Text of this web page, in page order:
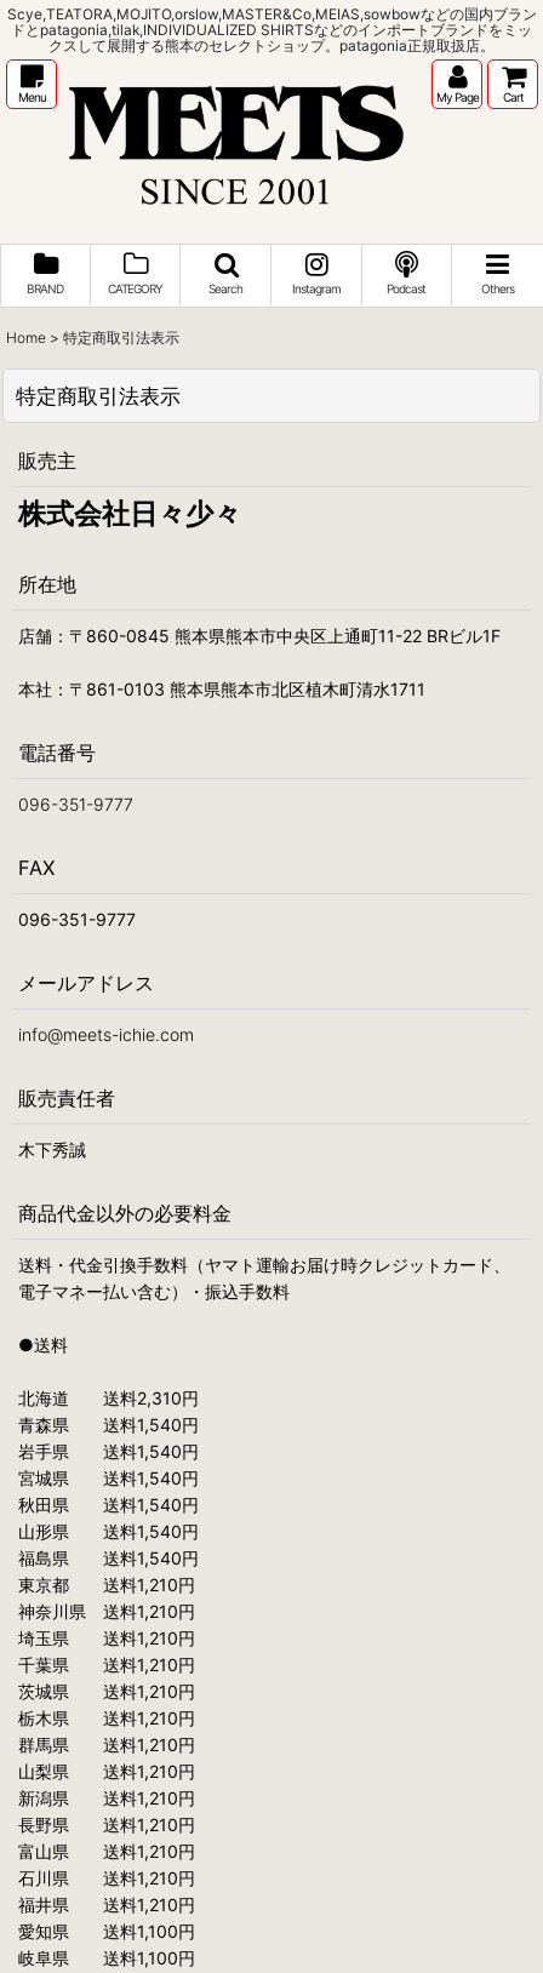
Scye,TEATORA,MOJITO,orslow,MASTER&Co,MEIAS,sowbowなどの国内ブラン
ドとpatagonia,tilak,INDIVIDUALIZED SHIRTSなどのインポートブランドをミッ
クスして展開する熊本のセレクトショップ。patagonia正規取扱店。
Menu My Page Cart
BRAND CATEGORY Search Instagram Podcast Others
Home > 特定商取引法表示
特定商取引法表示
販売主
株式会社日々少々
所在地
店舗：〒860-0845 熊本県熊本市中央区上通町11-22 BRビル1F
本社：〒861-0103 熊本県熊本市北区植木町清水1711
電話番号
096-351-9777
FAX
096-351-9777
メールアドレス
info@meets-ichie.com
販売責任者
木下秀誠
商品代金以外の必要料金
送料・代金引換手数料（ヤマト運輸お届け時クレジットカード、
電子マネー払い含む）・振込手数料
●送料
北海道 送料2,310円
青森県 送料1,540円
岩手県 送料1,540円
宮城県 送料1,540円
秋田県 送料1,540円
山形県 送料1,540円
福島県 送料1,540円
東京都 送料1,210円
神奈川県 送料1,210円
埼玉県 送料1,210円
千葉県 送料1,210円
茨城県 送料1,210円
栃木県 送料1,210円
群馬県 送料1,210円
山梨県 送料1,210円
新潟県 送料1,210円
長野県 送料1,210円
富山県 送料1,210円
石川県 送料1,210円
福井県 送料1,210円
愛知県 送料1,100円
岐阜県 送料1,100円